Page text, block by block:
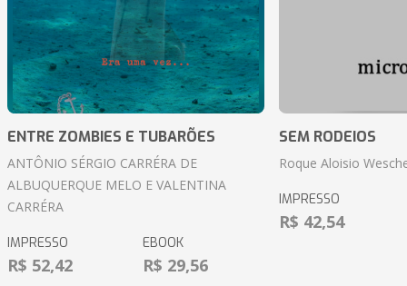
ENTRE ZOMBIES E TUBARÕES
ANTÔNIO SÉRGIO CARRÉRA DE
ALBUQUERQUE MELO E VALENTINA
CARRÉRA
IMPRESSO
R$ 52,42
EBOOK
R$ 29,56
SEM RODEIOS
Roque Aloisio
IMPRESSO
R$ 42,54